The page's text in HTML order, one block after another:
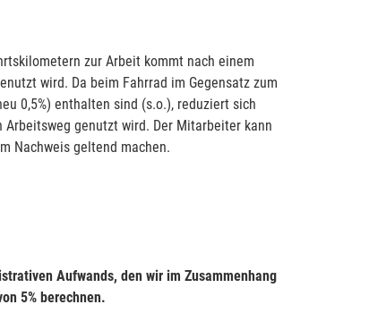
zur Arbeit kommt nach einem
wird. Da beim Fahrrad im Gegensatz zum
0,5%) enthalten sind (s.o.), reduziert sich
genutzt wird. Der Mitarbeiter kann
Nachweis geltend machen.
Aufwands, den wir im Zusammenhang
5% berechnen.